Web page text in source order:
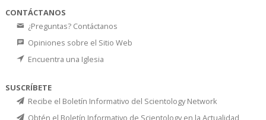
CONTÁCTANOS
¿Preguntas? Contáctanos
Opiniones sobre el Sitio Web
Encuentra una Iglesia
SUSCRÍBETE
Recibe el Boletín Informativo del Scientology Network
Obtén el Boletín Informativo de Scientology en la Actualidad